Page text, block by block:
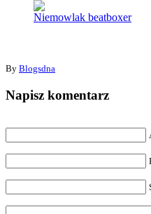
Niemowlak beatboxer
By Blogsdna
Napisz komentarz